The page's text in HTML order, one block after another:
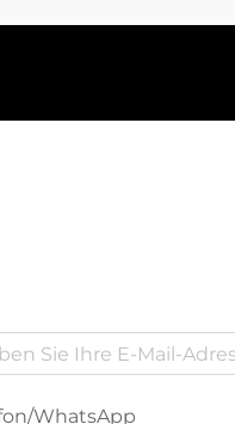
…
WhatsApp